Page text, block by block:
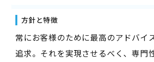
方針と特徴
常にお客様のために最高のアドバイ
追求。それを実現させるべく、専門